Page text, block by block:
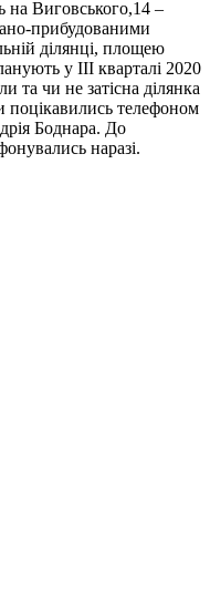
на Виговського,14 –
прибудованими
ділянці, площею
у ІІІ кварталі 2020
та чи не затісна ділянка
поцікавились телефоном
Боднара. До
наразі.